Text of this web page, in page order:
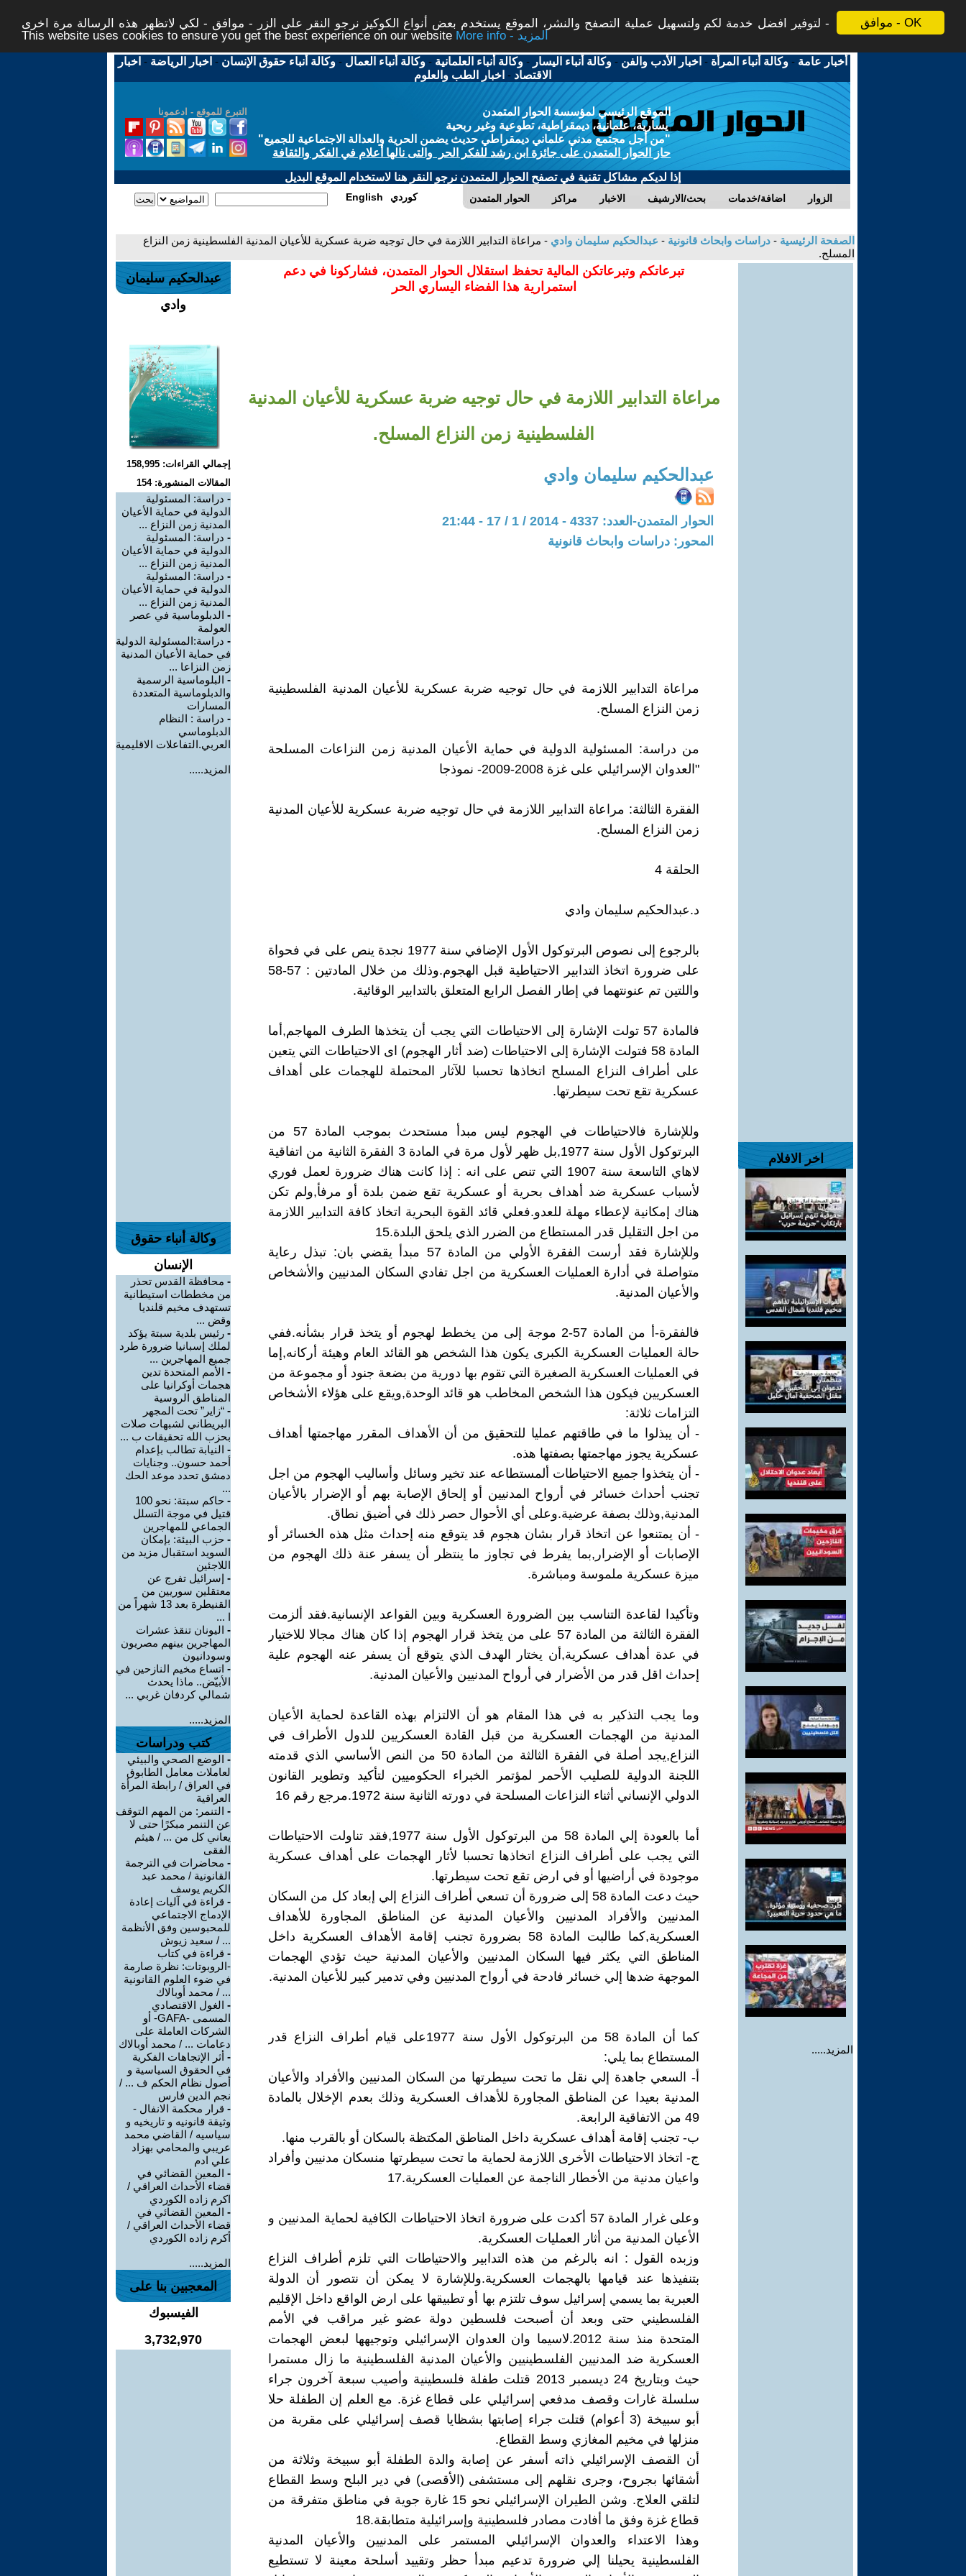
موافق - OK
لتوفير افضل خدمة لكم ولتسهيل عملية التصفح والنشر، الموقع يستخدم بعض أنواع الكوكيز نرجو النقر على الزر - موافق - لكي لاتظهر هذه الرسالة مرة اخرى -
This website uses cookies to ensure you get the best experience on our website
More info - المزيد
أخبار عامة -وكالة أنباء المرأة - اخبار الأدب والفن -وكالة أنباء اليسار -وكالة أنباء العلمانية -وكالة أنباء العمال -وكالة أنباء حقوق الإنسان - اخبار الرياضة - اخبار
الاقتصاد - اخبار الطب والعلوم
التبرع للموقع - ادعمونا
الموقع الرئيسي لمؤسسة الحوار المتمدن
يسارية، علمانية، ديمقراطية، تطوعية وغير ربحية
"من أجل مجتمع مدني علماني ديمقراطي حديث يضمن الحرية والعدالة الاجتماعية للجميع"
حاز الحوار المتمدن على جائزة ابن رشد للفكر الحر والتى نالها أعلام في الفكر والثقافة
إذا لديكم مشاكل تقنية في تصفح الحوار المتمدن نرجو النقر هنا لاستخدام الموقع البديل
الحوار المتمدن مراكز الاخبار بحث/الارشيف اضافة/خدمات الزوار English كوردي
الصفحة الرئيسية - دراسات وابحاث قانونية - عبدالحكيم سليمان وادي - مراعاة التدابير اللازمة في حال توجيه ضربة عسكرية للأعيان المدنية الفلسطينية زمن النزاع
المسلح.
اخر الافلام
المزيد.....
تبرعاتكم وتبرعاتكن المالية تحفظ استقلال الحوار المتمدن، فشاركونا في دعم
استمرارية هذا الفضاء اليساري الحر
مراعاة التدابير اللازمة في حال توجيه ضربة عسكرية للأعيان المدنية
الفلسطينية زمن النزاع المسلح.
عبدالحكيم سليمان وادي
الحوار المتمدن-العدد: 4337 - 2014 / 1 / 17 - 21:44
المحور: دراسات وابحاث قانونية
مراعاة التدابير اللازمة في حال توجيه ضربة عسكرية للأعيان المدنية الفلسطينية
زمن النزاع المسلح.
من دراسة: المسئولية الدولية في حماية الأعيان المدنية زمن النزاعات المسلحة
"العدوان الإسرائيلي على غزة 2008-2009- نموذجا
الفقرة الثالثة: مراعاة التدابير اللازمة في حال توجيه ضربة عسكرية للأعيان المدنية
زمن النزاع المسلح.
الحلقة 4
د.عبدالحكيم سليمان وادي
بالرجوع إلى نصوص البرتوكول الأول الإضافي سنة 1977 نجدة ينص على في فحواة
على ضرورة اتخاذ التدابير الاحتياطية قبل الهجوم.وذلك من خلال المادتين : 57-58
واللتين تم عنونتهما في إطار الفصل الرابع المتعلق بالتدابير الوقائية.
فالمادة 57 تولت الإشارة إلى الاحتياطات التي يجب أن يتخذها الطرف المهاجم,أما
المادة 58 فتولت الإشارة إلى الاحتياطات (ضد أثار الهجوم) اى الاحتياطات التي يتعين
على أطراف النزاع المسلح اتخاذها تحسبا للآثار المحتملة للهجمات على أهداف
عسكرية تقع تحت سيطرتها.
وللإشارة فالاحتياطات في الهجوم ليس مبدأ مستحدث بموجب المادة 57 من
البرتوكول الأول سنة 1977,بل ظهر لأول مرة في المادة 3 الفقرة الثانية من اتفاقية
لاهاي التاسعة سنة 1907 التي تنص على انه : إذا كانت هناك ضرورة لعمل فوري
لأسباب عسكرية ضد أهداف بحرية أو عسكرية تقع ضمن بلدة أو مرفأ,ولم تكن
هناك إمكانية لإعطاء مهلة للعدو.فعلي قائد القوة البحرية اتخاذ كافة التدابير اللازمة
من اجل التقليل قدر المستطاع من الضرر الذي يلحق البلدة.15
وللإشارة فقد أرست الفقرة الأولي من المادة 57 مبدأ يقضي بان: تبذل رعاية
متواصلة في أدارة العمليات العسكرية من اجل تفادي السكان المدنيين والأشخاص
والأعيان المدنية.
فالفقرة-أ من المادة 57-2 موجة إلى من يخطط لهجوم أو يتخذ قرار بشأنه.ففي
حالة العمليات العسكرية الكبرى يكون هذا الشخص هو القائد العام وهيئة أركانه,إما
في العمليات العسكرية الصغيرة التي تقوم بها دورية من بضعة جنود أو مجموعة من
العسكريين فيكون هذا الشخص المخاطب هو قائد الوحدة,ويقع على هؤلاء الأشخاص
التزامات ثلاثة:
- أن يبذلوا ما في طاقتهم عمليا للتحقيق من أن الأهداف المقرر مهاجمتها أهداف
عسكرية يجوز مهاجمتها بصفتها هذه.
- أن يتخذوا جميع الاحتياطات ألمستطاعه عند تخير وسائل وأساليب الهجوم من اجل
تجنب أحداث خسائر في أرواح المدنيين أو إلحاق الإصابة بهم أو الإضرار بالأعيان
المدنية,وذلك بصفة عرضية.وعلى أي الأحوال حصر ذلك في أضيق نطاق.
- أن يمتنعوا عن اتخاذ قرار بشان هجوم قد يتوقع منه إحداث مثل هذه الخسائر أو
الإصابات أو الإضرار,بما يفرط في تجاوز ما ينتظر أن يسفر عنة ذلك الهجوم من
ميزة عسكرية ملموسة ومباشرة.
وتأكيدا لقاعدة التناسب بين الضرورة العسكرية وبين القواعد الإنسانية.فقد ألزمت
الفقرة الثالثة من المادة 57 على من يتخذ قرار الهجوم إذا كان هناك مجالا للاختيار
في عدة أهداف عسكرية,أن يختار الهدف الذي يتوقع أن يسفر عنه الهجوم علية
إحداث اقل قدر من الأضرار في أرواح المدنيين والأعيان المدنية.
وما يجب التذكير به في هذا المقام هو أن الالتزام بهذه القاعدة لحماية الأعيان
المدنية من الهجمات العسكرية من قبل القادة العسكريين للدول الأطراف في
النزاع,يجد أصلة في الفقرة الثالثة من المادة 50 من النص الأساسي الذي قدمته
اللجنة الدولية للصليب الأحمر لمؤتمر الخبراء الحكوميين لتأكيد وتطوير القانون
الدولي الإنساني أثناء النزاعات المسلحة في دورته الثانية سنة 1972.مرجع رقم 16
أما بالعودة إلي المادة 58 من البرتوكول الأول سنة 1977,فقد تناولت الاحتياطات
التي يجب على أطراف النزاع اتخاذها تحسبا لأثار الهجمات على أهداف عسكرية
موجودة في أراضيها أو في ارض تقع تحت سيطرتها.
حيث دعت المادة 58 إلى ضرورة أن تسعي أطراف النزاع إلي إبعاد كل من السكان
المدنيين والأفراد المدنيين والأعيان المدنية عن المناطق المجاورة للأهداف
العسكرية,كما طالبت المادة 58 بضرورة تجنب إقامة الأهداف العسكرية داخل
المناطق التي يكثر فيها السكان المدنيين والأعيان المدنية حيث تؤدي الهجمات
الموجهة ضدها إلي خسائر فادحة في أرواح المدنيين وفي تدمير كبير للأعيان المدنية.
كما أن المادة 58 من البرتوكول الأول سنة 1977على قيام أطراف النزاع قدر
المستطاع بما يلي:
أ- السعي جاهدة إلي نقل ما تحت سيطرتها من السكان المدنيين والأفراد والأعيان
المدنية بعيدا عن المناطق المجاورة للأهداف العسكرية وذلك بعدم الإخلال بالمادة
49 من الاتفاقية الرابعة.
ب- تجنب إقامة أهداف عسكرية داخل المناطق المكتظة بالسكان أو بالقرب منها.
ج- اتخاذ الاحتياطات الأخرى اللازمة لحماية ما تحت سيطرتها منسكان مدنيين وأفراد
واعيان مدنية من الأخطار الناجمة عن العمليات العسكرية.17
وعلى غرار المادة 57 أكدت على ضرورة اتخاذ الاحتياطات الكافية لحماية المدنيين و
الأعيان المدنية من أثار العمليات العسكرية.
وزبده القول : انه بالرغم من هذه التدابير والاحتياطات التي تلزم أطراف النزاع
بتنفيذها عند قيامها بالهجمات العسكرية.وللإشارة لا يمكن أن نتصور أن الدولة
العبرية بما يسمي إسرائيل سوف تلتزم بها أو تطبيقها على ارض الواقع داخل الإقليم
الفلسطيني حتى وبعد أن أصبحت فلسطين دولة عضو غير مراقب في الأمم
المتحدة منذ سنة 2012.لاسيما وان العدوان الإسرائيلي وتوجيهها لبعض الهجمات
العسكرية ضد المدنيين الفلسطينيين والأعيان المدنية الفلسطينية ما زال مستمرا
حيث وبتاريخ 24 ديسمبر 2013 قتلت طفلة فلسطينية وأصيب سبعة آخرون جراء
سلسلة غارات وقصف مدفعي إسرائيلي على قطاع غزة. مع العلم إن الطفلة حلا
أبو سبيخة (3 أعوام) قتلت جراء إصابتها بشظايا قصف إسرائيلي على مقربة من
منزلها في مخيم المغازي وسط القطاع.
أن القصف الإسرائيلي ذاته أسفر عن إصابة والدة الطفلة أبو سبيخة وثلاثة من
أشقائها بجروح، وجرى نقلهم إلى مستشفى (الأقصى) في دير البلح وسط القطاع
لتلقي العلاج. وشن الطيران الإسرائيلي نحو 15 غارة جوية في مناطق متفرقة من
قطاع غزة وفق ما أفادت مصادر فلسطينية وإسرائيلية متطابقة.18
وهذا الاعتداء والعدوان الإسرائيلي المستمر على المدنيين والأعيان المدنية
الفلسطينية يحيلنا إلي ضرورة تدعيم مبدأ حظر وتقييد أسلحة معينة لا تستطيع
عبدالحكيم سليمان
وادي
إجمالي القراءات: 158,995
المقالات المنشورة: 154
- دراسة: المسئولية
الدولية في حماية الأعيان
المدنية زمن النزاع ...
- دراسة: المسئولية
الدولية في حماية الأعيان
المدنية زمن النزاع ...
- دراسة: المسئولية
الدولية في حماية الأعيان
المدنية زمن النزاع ...
- الدبلوماسية في عصر
العولمة
- دراسة:المسئولية الدولية
في حماية الأعيان المدنية
زمن النزاعا ...
- البلوماسية الرسمية
والدبلوماسية المتعددة
المسارات
- دراسة : النظام
الدبلوماسي
العربي.التفاعلات الاقليمية
المزيد.....
وكالة أنباء حقوق
الإنسان
- محافظة القدس تحذر
من مخططات استيطانية
تستهدف مخيم قلنديا
وقض ...
- رئيس بلدية سبتة يؤكد
لملك إسبانيا ضرورة طرد
جميع المهاجرين ...
- الأمم المتحدة تدين
هجمات أوكرانيا على
المناطق الروسية
- “زاير” تحت المجهر
البريطاني لشبهات صلات
بحزب الله تحقيقات ب ...
- النيابة تطالب بإعدام
أحمد حسون.. وجنايات
دمشق تحدد موعد الحك
...
-
حاكم سبتة: نحو 100
قتيل في موجة التسلل
الجماعي للمهاجرين
- حزب البيئة: بإمكان
السويد استقبال مزيد من
اللاجئين
- إسرائيل تفرج عن
معتقلين سوريين من
القنيطرة بعد 13 شهراً من
ا ...
- اليونان تنقذ عشرات
المهاجرين بينهم مصريون
وسودانيون
- اتساع مخيم النازحين في
الأبيّض.. ماذا يحدث
شمالي كردفان غربي ...
المزيد.....
كتب ودراسات
- الوضع الصحي والبيئي
لعاملات معامل الطابوق
في العراق / رابطة المرأة
العراقية
- التنمر: من المهم التوقف
عن التنمر مبكرًا حتى لا
يعاني كل من ... / هيثم
الفقى
- محاضرات في الترجمة
القانونية / محمد عبد
الكريم يوسف
- قراءة في آليات إعادة
الإدماج الاجتماعي
للمحبوسين وفق الأنظمة
... / سعيد زيوش
- قراءة في كتاب
-الروبوتات: نظرة صارمة
في ضوء العلوم القانونية
... / محمد أوبالاك
- الغول الاقتصادي
المسمى -GAFA- أو
الشركات العاملة على
دعامات ... / محمد أوبالاك
- أثر الإتجاهات الفكرية
في الحقوق السياسية و
أصول نظام الحكم ف ... /
نجم الدين فارس
- قرار محكمة الانفال -
وثيقة قانونيه و تاريخيه و
سياسيه / القاضي محمد
عريبي والمحامي بهزاد
علي ادم
- المعين القضائي في
قضاء الأحداث العراقي /
اكرم زاده الكوردي
- المعين القضائي في
قضاء الأحداث العراقي /
أكرم زاده الكوردي
المزيد.....
المعجبين بنا على
الفيسبوك
3,732,970